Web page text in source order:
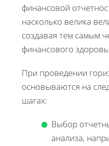
финансовой
насколько велика
создавая тем самым
финансового
При проведении
основываются на
шагах:
Выбор
анализа,